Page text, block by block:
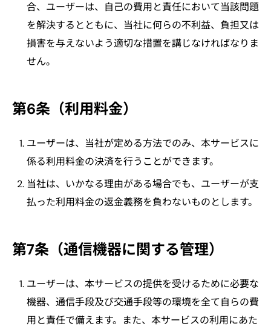
合、ユーザーは、自己の費用と責任において当該問題
を解決するとともに、当社に何らの不利益、負担又は
損害を与えないよう適切な措置を講じなければなりま
せん。
第6条（利用料金）
ユーザーは、当社が定める方法でのみ、本サービスに
係る利用料金の決済を行うことができます。
当社は、いかなる理由がある場合でも、ユーザーが支
払った利用料金の返金義務を負わないものとします。
第7条（通信機器に関する管理）
ユーザーは、本サービスの提供を受けるために必要な
機器、通信手段及び交通手段等の環境を全て自らの費
用と責任で備えます。また、本サービスの利用にあた